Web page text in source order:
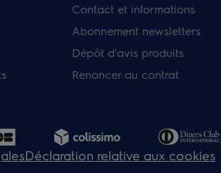
Contact et informations
Abonnement newsletters
Dépôt d'avis produits
Renoncer au contrat
Déclaration relative aux cookies